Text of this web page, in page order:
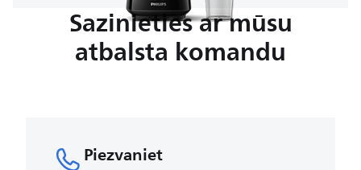
Sazinieties ar mūsu
atbalsta komandu
Piezvaniet​